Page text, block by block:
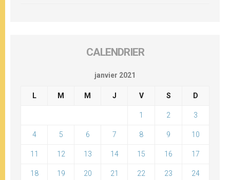
CALENDRIER
janvier 2021
L M M J V S D
1 2 3
4 5 6 7 8 9 10
11 12 13 14 15 16 17
18 19 20 21 22 23 24